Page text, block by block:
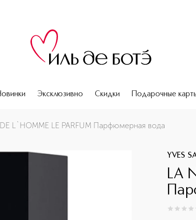
Эксклюзивно Скидки Подарочные
L`HOMME LE PARFUM Парфюмерная вода
YVES
LA
0из 0